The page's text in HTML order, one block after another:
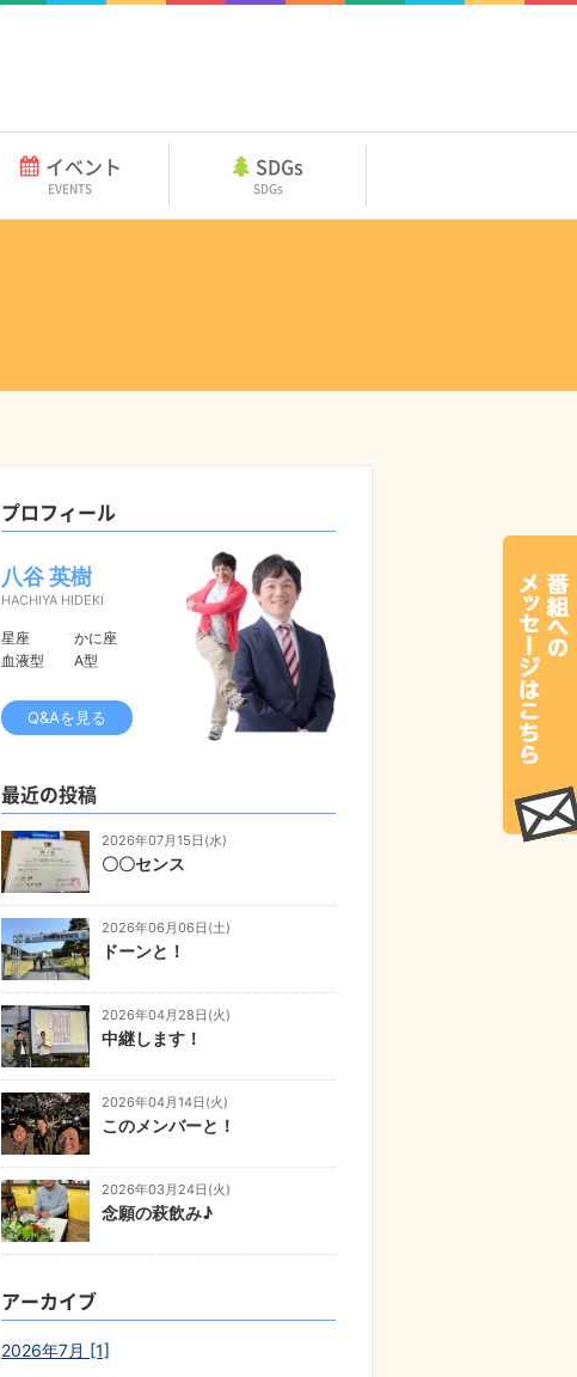
イベント
EVENTS
SDGs
SDGs
プロフィール
八谷 英樹
HACHIYA HIDEKI
星座
かに座
血液型
A型
Q&Aを見る
最近の投稿
2026年07月15日(水)
〇〇センス
2026年06月06日(土)
ドーンと！
2026年04月28日(火)
中継します！
2026年04月14日(火)
このメンバーと！
2026年03月24日(火)
念願の萩飲み♪
アーカイブ
2026年7月 [1]